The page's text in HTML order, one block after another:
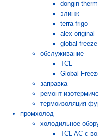
dongin
элинж
terra frigo
alex original
global freeze
обслуживание
TCL
Global
заправка
ремонт
термоизоляция
промхолод
холодильное
TCL AC с